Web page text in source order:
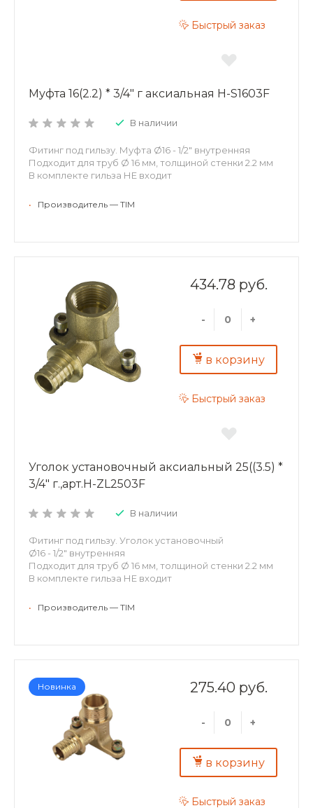
Быстрый заказ
Муфта 16(2.2) * 3/4" г аксиальная H-S1603F
В наличии
Фитинг под гильзу. Муфта Ø16 - 1/2" внутренняя
Подходит для труб Ø 16 мм, толщиной стенки 2.2 мм
В комплекте гильза НЕ входит
• Производитель — TIM
434.78 руб.
- +
в корзину
Быстрый заказ
Уголок установочный аксиальный 25((3.5) *
3/4" г.,арт.H-ZL2503F
В наличии
Фитинг под гильзу. Уголок установочный
Ø16 - 1/2" внутренняя
Подходит для труб Ø 16 мм, толщиной стенки 2.2 мм
В комплекте гильза НЕ входит
• Производитель — TIM
Новинка 275.40 руб.
- +
в корзину
Быстрый заказ